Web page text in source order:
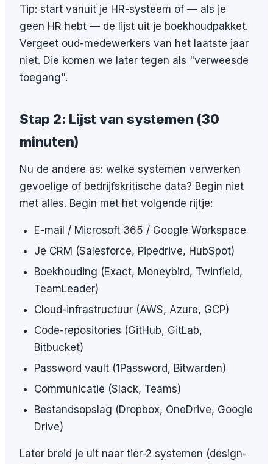
Tip: start vanuit je HR-systeem of — als je
geen HR hebt — de lijst uit je boekhoudpakket.
Vergeet oud-medewerkers van het laatste jaar
niet. Die komen we later tegen als "verweesde
toegang".
Stap 2: Lijst van systemen (30
minuten)
Nu de andere as: welke systemen verwerken
gevoelige of bedrijfskritische data? Begin niet
met alles. Begin met het volgende rijtje:
E-mail / Microsoft 365 / Google Workspace
Je CRM (Salesforce, Pipedrive, HubSpot)
Boekhouding (Exact, Moneybird, Twinfield,
TeamLeader)
Cloud-infrastructuur (AWS, Azure, GCP)
Code-repositories (GitHub, GitLab,
Bitbucket)
Password vault (1Password, Bitwarden)
Communicatie (Slack, Teams)
Bestandsopslag (Dropbox, OneDrive, Google
Drive)
Later breid je uit naar tier-2 systemen (design-